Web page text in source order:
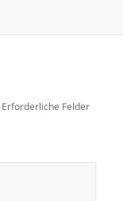
Erforderliche Felder